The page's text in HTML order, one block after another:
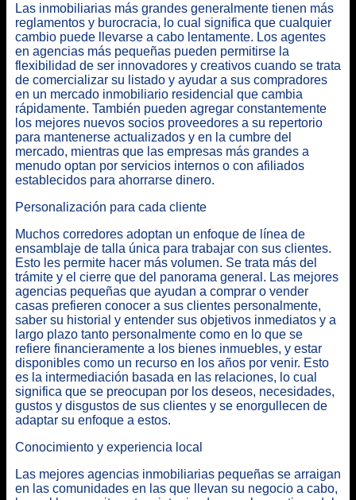
Las inmobiliarias más grandes generalmente tienen más
reglamentos y burocracia, lo cual significa que cualquier
cambio puede llevarse a cabo lentamente. Los agentes
en agencias más pequeñas pueden permitirse la
flexibilidad de ser innovadores y creativos cuando se trata
de comercializar su listado y ayudar a sus compradores
en un mercado inmobiliario residencial que cambia
rápidamente. También pueden agregar constantemente
los mejores nuevos socios proveedores a su repertorio
para mantenerse actualizados y en la cumbre del
mercado, mientras que las empresas más grandes a
menudo optan por servicios internos o con afiliados
establecidos para ahorrarse dinero.
Personalización para cada cliente
Muchos corredores adoptan un enfoque de línea de
ensamblaje de talla única para trabajar con sus clientes.
Esto les permite hacer más volumen. Se trata más del
trámite y el cierre que del panorama general. Las mejores
agencias pequeñas que ayudan a comprar o vender
casas prefieren conocer a sus clientes personalmente,
saber su historial y entender sus objetivos inmediatos y a
largo plazo tanto personalmente como en lo que se
refiere financieramente a los bienes inmuebles, y estar
disponibles como un recurso en los años por venir. Esto
es la intermediación basada en las relaciones, lo cual
significa que se preocupan por los deseos, necesidades,
gustos y disgustos de sus clientes y se enorgullecen de
adaptar su enfoque a estos.
Conocimiento y experiencia local
Las mejores agencias inmobiliarias pequeñas se arraigan
en las comunidades en las que llevan su negocio a cabo,